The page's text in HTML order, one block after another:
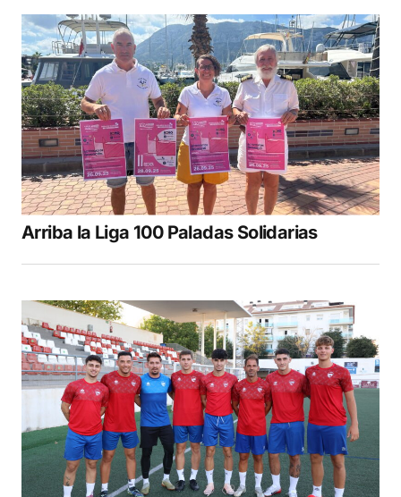
Arriba la Liga 100 Paladas Solidarias